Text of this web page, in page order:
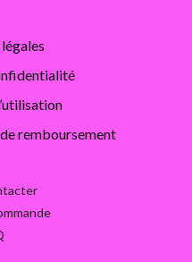
remboursement